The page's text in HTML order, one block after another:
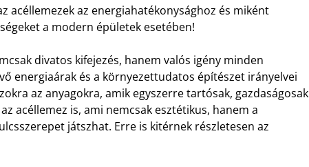
acéllemezek az energiahatékonysághoz és miként
a modern épületek esetében!
divatos kifejezés, hanem valós igény minden
energiaárak és a környezettudatos építészet irányelvei
az anyagokra, amik egyszerre tartósak, gazdaságosak
acéllemez is, ami nemcsak esztétikus, hanem a
játszhat. Erre is kitérnek részletesen az